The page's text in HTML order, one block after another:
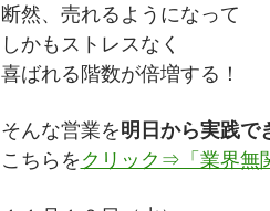
断然、売れるようになって
しかもストレスなく
喜ばれる階数が倍増する！
そんな営業を明日から実践で
こちらをクリック⇒「業界無